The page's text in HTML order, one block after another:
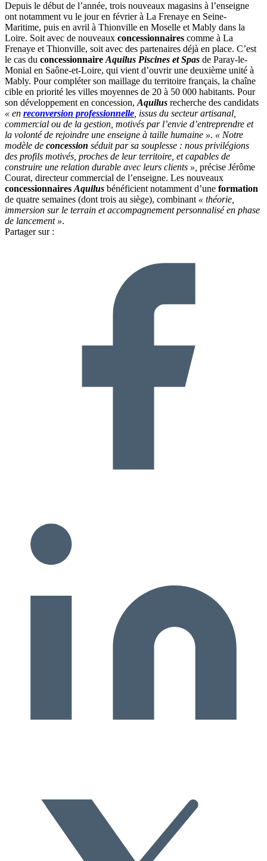
Depuis le début de l’année, trois nouveaux magasins à l’enseigne
ont notamment vu le jour en février à La Frenaye en Seine-
Maritime, puis en avril à Thionville en Moselle et Mably dans la
Loire. Soit avec de nouveaux concessionnaires comme à La
Frenaye et Thionville, soit avec des partenaires déjà en place. C’est
le cas du concessionnaire Aquilus Piscines et Spas de Paray-le-
Monial en Saône-et-Loire, qui vient d’ouvrir une deuxième unité à
Mably. Pour compléter son maillage du territoire français, la chaîne
cible en priorité les villes moyennes de 20 à 50 000 habitants. Pour
son développement en concession, Aquilus recherche des candidats
« en reconversion professionnelle , issus du secteur artisanal,
commercial ou de la gestion, motivés par l’envie d’entreprendre et
la volonté de rejoindre une enseigne à taille humaine ». « Notre
modèle de concession séduit par sa souplesse : nous privilégions
des profils motivés, proches de leur territoire, et capables de
construire une relation durable avec leurs clients », précise Jérôme
Courat, directeur commercial de l’enseigne. Les nouveaux
concessionnaires Aquilus bénéficient notamment d’une formation
de quatre semaines (dont trois au siège), combinant « théorie,
immersion sur le terrain et accompagnement personnalisé en phase
de lancement ».
Partager sur :